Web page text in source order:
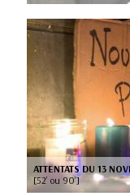
ATTENTATS DU 13
[52’ ou 90’]